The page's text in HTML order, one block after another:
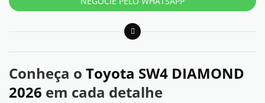
Conheça o Toyota SW4 DIAMOND
2026 em cada detalhe